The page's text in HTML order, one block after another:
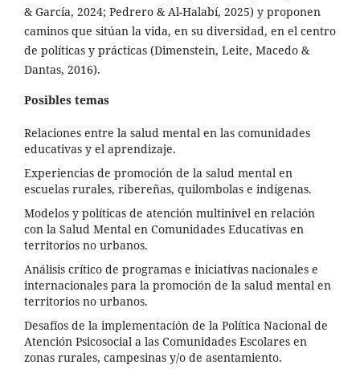
& García, 2024; Pedrero & Al-Halabí, 2025) y proponen
caminos que sitúan la vida, en su diversidad, en el centro
de políticas y prácticas (Dimenstein, Leite, Macedo &
Dantas, 2016).
Posibles temas
Relaciones entre la salud mental en las comunidades
educativas y el aprendizaje.
Experiencias de promoción de la salud mental en
escuelas rurales, ribereñas, quilombolas e indígenas.
Modelos y políticas de atención multinivel en relación
con la Salud Mental en Comunidades Educativas en
territorios no urbanos.
Análisis crítico de programas e iniciativas nacionales e
internacionales para la promoción de la salud mental en
territorios no urbanos.
Desafíos de la implementación de la Política Nacional de
Atención Psicosocial a las Comunidades Escolares en
zonas rurales, campesinas y/o de asentamiento.